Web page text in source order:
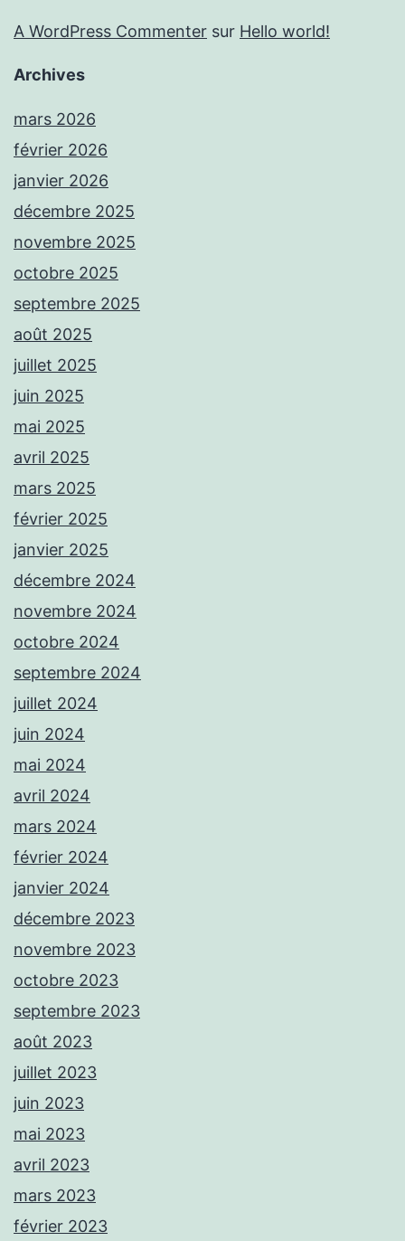
A WordPress Commenter sur Hello world!
Archives
mars 2026
février 2026
janvier 2026
décembre 2025
novembre 2025
octobre 2025
septembre 2025
août 2025
juillet 2025
juin 2025
mai 2025
avril 2025
mars 2025
février 2025
janvier 2025
décembre 2024
novembre 2024
octobre 2024
septembre 2024
juillet 2024
juin 2024
mai 2024
avril 2024
mars 2024
février 2024
janvier 2024
décembre 2023
novembre 2023
octobre 2023
septembre 2023
août 2023
juillet 2023
juin 2023
mai 2023
avril 2023
mars 2023
février 2023